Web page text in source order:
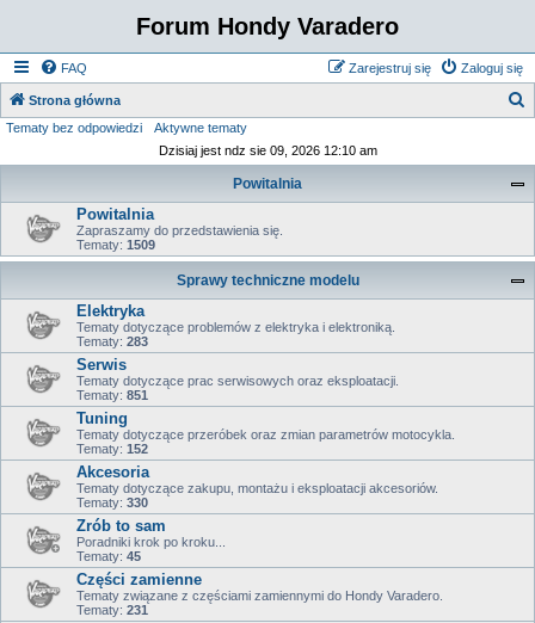
Forum Hondy Varadero
FAQ Zaloguj się
Zarejestruj się
Strona główna
Tematy bez odpowiedzi
Aktywne tematy
Dzisiaj jest ndz sie 09, 2026 12:10 am
Powitalnia
Powitalnia
Zapraszamy do przedstawienia się.
Tematy: 1509
Sprawy techniczne modelu
Elektryka
Tematy dotyczące problemów z elektryka i elektroniką.
Tematy: 283
Serwis
Tematy dotyczące prac serwisowych oraz eksploatacji.
Tematy: 851
Tuning
Tematy dotyczące przeróbek oraz zmian parametrów motocykla.
Tematy: 152
Akcesoria
Tematy dotyczące zakupu, montażu i eksploatacji akcesoriów.
Tematy: 330
Zrób to sam
Poradniki krok po kroku...
Tematy: 45
Części zamienne
Tematy związane z częściami zamiennymi do Hondy Varadero.
Tematy: 231